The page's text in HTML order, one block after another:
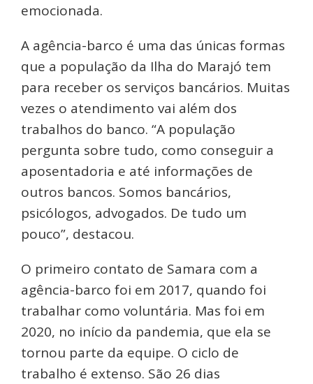
emocionada.
A agência-barco é uma das únicas formas
que a população da Ilha do Marajó tem
para receber os serviços bancários. Muitas
vezes o atendimento vai além dos
trabalhos do banco. “A população
pergunta sobre tudo, como conseguir a
aposentadoria e até informações de
outros bancos. Somos bancários,
psicólogos, advogados. De tudo um
pouco”, destacou.
O primeiro contato de Samara com a
agência-barco foi em 2017, quando foi
trabalhar como voluntária. Mas foi em
2020, no início da pandemia, que ela se
tornou parte da equipe. O ciclo de
trabalho é extenso. São 26 dias